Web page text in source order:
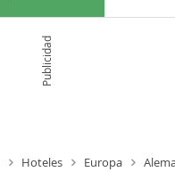
Publicidad
Hoteles Europa